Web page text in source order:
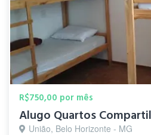
R$750,00 por mês
Alugo Quartos
União, Belo Horizonte - MG